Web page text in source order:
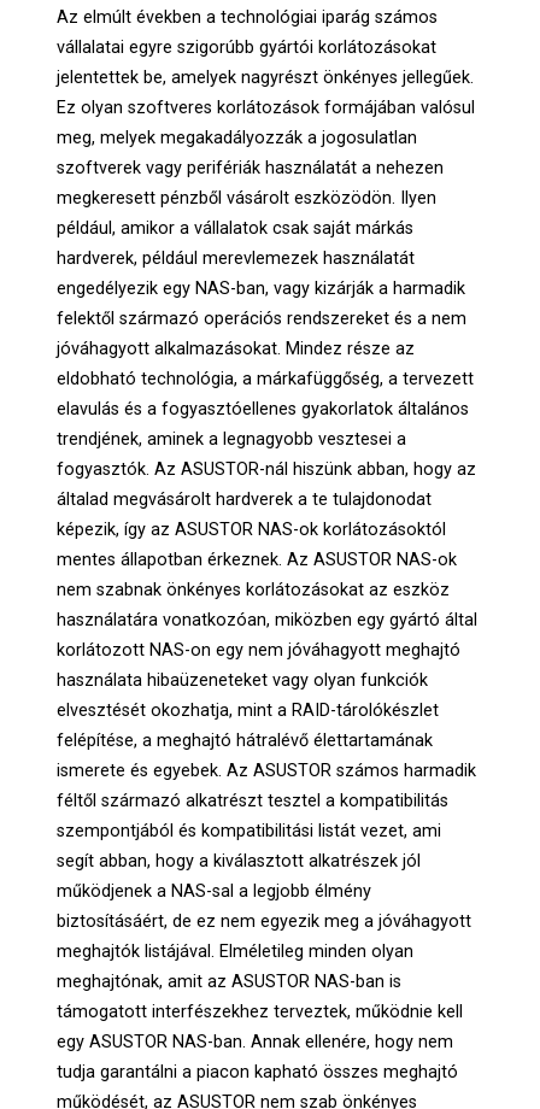
Az elmúlt években a technológiai iparág számos
vállalatai egyre szigorúbb gyártói korlátozásokat
jelentettek be, amelyek nagyrészt önkényes jellegűek.
Ez olyan szoftveres korlátozások formájában valósul
meg, melyek megakadályozzák a jogosulatlan
szoftverek vagy perifériák használatát a nehezen
megkeresett pénzből vásárolt eszközödön. Ilyen
például, amikor a vállalatok csak saját márkás
hardverek, például merevlemezek használatát
engedélyezik egy NAS-ban, vagy kizárják a harmadik
felektől származó operációs rendszereket és a nem
jóváhagyott alkalmazásokat. Mindez része az
eldobható technológia, a márkafüggőség, a tervezett
elavulás és a fogyasztóellenes gyakorlatok általános
trendjének, aminek a legnagyobb vesztesei a
fogyasztók. Az ASUSTOR-nál hiszünk abban, hogy az
általad megvásárolt hardverek a te tulajdonodat
képezik, így az ASUSTOR NAS-ok korlátozásoktól
mentes állapotban érkeznek. Az ASUSTOR NAS-ok
nem szabnak önkényes korlátozásokat az eszköz
használatára vonatkozóan, miközben egy gyártó által
korlátozott NAS-on egy nem jóváhagyott meghajtó
használata hibaüzeneteket vagy olyan funkciók
elvesztését okozhatja, mint a RAID-tárolókészlet
felépítése, a meghajtó hátralévő élettartamának
ismerete és egyebek. Az ASUSTOR számos harmadik
féltől származó alkatrészt tesztel a kompatibilitás
szempontjából és kompatibilitási listát vezet, ami
segít abban, hogy a kiválasztott alkatrészek jól
működjenek a NAS-sal a legjobb élmény
biztosításáért, de ez nem egyezik meg a jóváhagyott
meghajtók listájával. Elméletileg minden olyan
meghajtónak, amit az ASUSTOR NAS-ban is
támogatott interfészekhez terveztek, működnie kell
egy ASUSTOR NAS-ban. Annak ellenére, hogy nem
tudja garantálni a piacon kapható összes meghajtó
működését, az ASUSTOR nem szab önkényes